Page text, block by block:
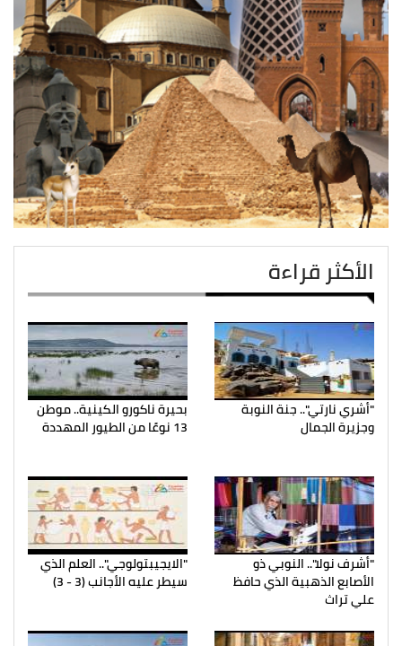
الأكثر قراءة
"أشري نارتي".. جنة النوبة
وجزيرة الجمال
بحيرة ناكورو الكينية.. موطن
13 نوعًا من الطيور المهددة
"أشرف نولا".. النوبي ذو
الأصابع الذهبية الذي حافظ
علي تراث
"الايجيبتولوجي".. العلم الذي
سيطر عليه الأجانب (3 - 3)